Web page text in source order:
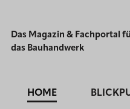
Das Magazin & Fachportal
das Bauhandwerk
HOME